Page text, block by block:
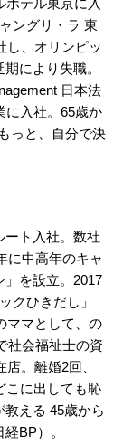
テル東京に入
ングリ・ラ 東
し、オリンピッ
により失職。
日本法
に入社。65歳か
っと、自分で決
ート入社。数社
に中高年のキャ
」を設立。2017
クひきだし」
ママとして、の
社会福祉士の資
。離婚2回、
こに出しても恥
える 45歳から
BP）。